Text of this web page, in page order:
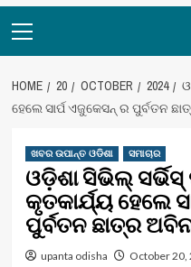
Menu
HOME 20 OCTOBER 2024
ହେଲେ ସାର୍ପ ଏଜୁକେସନ୍ ର ପୁର୍ବତନ
ଖବର ଉପାନ୍ତ ଓଡିଶା ସମାଚାର
ଓଡ଼ିଶା ସିଭିଲ୍ ସର୍ଭିସ୍
କୃତକାର୍ଯ୍ୟ ହେଲେ
ପୁର୍ବତନ ଛାତ୍ର
upanta odisha October 20,